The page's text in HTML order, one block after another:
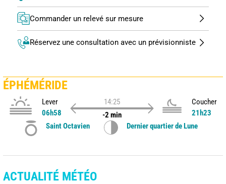
Commander un relevé sur mesure
Réservez une consultation avec un prévisionniste
ÉPHÉMÉRIDE
Lever
06h58
14:25
-2 min
Coucher
21h23
Saint Octavien
Dernier quartier de Lune
ACTUALITÉ MÉTÉO